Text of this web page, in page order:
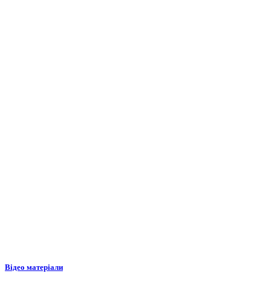
Відео матеріали